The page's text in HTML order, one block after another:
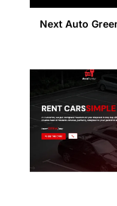
Next Auto